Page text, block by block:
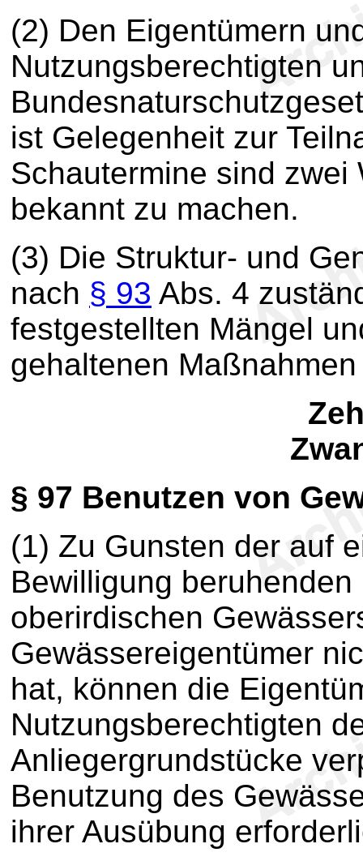
(2) Den Eigentümern
Nutzungsberechtigten
ist Gelegenheit zur
Schautermine sind
bekannt zu machen.
(3) Die Struktur- und
nach § 93 Abs. 4
festgestellten Mängel
gehaltenen
§ 97 Benutzen von
(1) Zu Gunsten der auf
Bewilligung
oberirdischen
Gewässereigentümer
hat, können die
Nutzungsberechtigten
Anliegergrundstücke
Benutzung des
ihrer Ausübung